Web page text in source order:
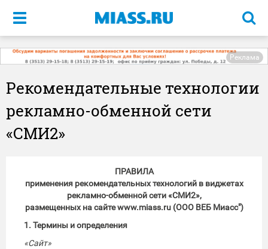
Меню
Реклама
Рекомендательные технологии
рекламно-обменной сети
«СМИ2»
ПРАВИЛА
применения рекомендательных технологий в виджетах
рекламно-обменной сети «СМИ2»,
размещенных на сайте www.miass.ru (ООО ВЕБ Миасс")
1. Термины и определения
«Сайт»